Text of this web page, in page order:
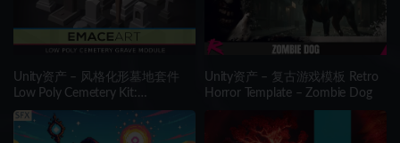
Unity资产 – 风格化形墓地套件
Low Poly Cemetery Kit:
NecroPOLY – Graves Module
Unity资产 – 复古游戏模板 Retro
Horror Template – Zombie Dog